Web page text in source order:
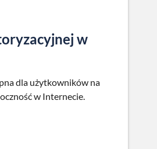
w
dla użytkowników na
w Internecie.